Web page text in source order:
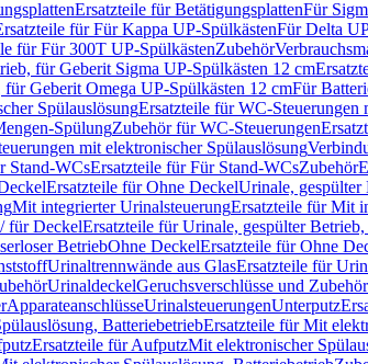
Ersatzteile für BetätigungsplattenFür
für Für Kappa UP-SpülkästenFür Delta
für Für 300T UP-SpülkästenZubehör
für Geberit Sigma UP-Spülkästen 12 cm
Geberit Omega UP-Spülkästen 12 cmFür
SpülauslösungErsatzteile für WC-Steuerungen
SpülungZubehör für WC-Steuerungen
mit elektronischer Spülauslösung
Stand-WCsErsatzteile für Für Stand-WCsZubehör
Ersatzteile für Ohne DeckelUrinale, gespülter
Mit integrierter UrinalsteuerungErsatzteile für Mit
für DeckelErsatzteile für Urinale, gespülter
BetriebOhne DeckelErsatzteile für Ohne
Urinaltrennwände aus GlasErsatzteile für
UrinaldeckelGeruchsverschlüsse und Zubehör
ApparateanschlüsseUrinalsteuerungenUnterputz
BatteriebetriebErsatzteile für Mit
Ersatzteile für AufputzMit elektronischer